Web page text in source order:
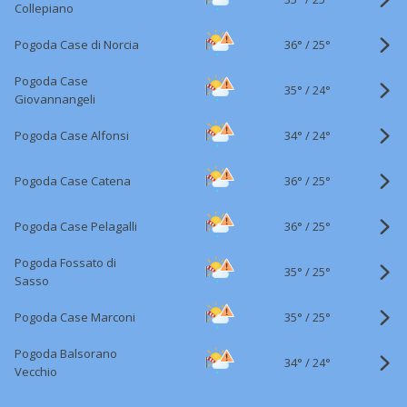
Collepiano
Pogoda Case di Norcia 36° /25°
Pogoda Case
Giovannangeli
35° /24°
Pogoda Case Alfonsi 34° /24°
Pogoda Case Catena 36° /25°
Pogoda Case Pelagalli 36° /25°
Pogoda Fossato di
Sasso
35° /25°
Pogoda Case Marconi 35° /25°
Pogoda Balsorano
Vecchio
34° /24°